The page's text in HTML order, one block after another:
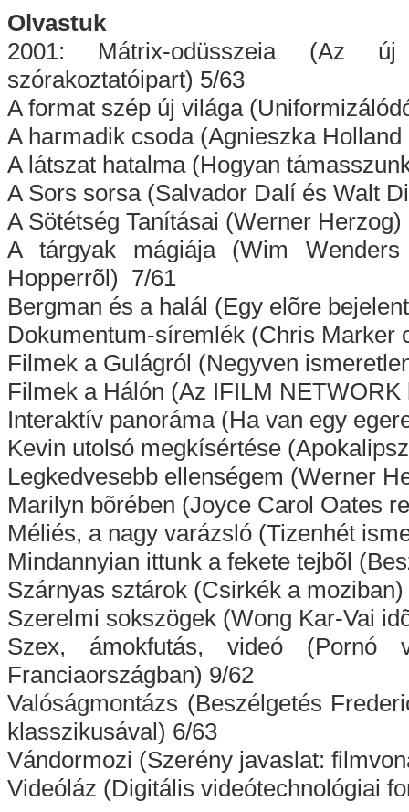
Olvastuk
2001: Mátrix-odüsszeia (Az
szórakoztatóipart) 5/63
A format szép új világa
A harmadik csoda (Agnieszka
A látszat hatalma (Hogyan
A Sors sorsa (Salvador Dalí és Walt
A Sötétség Tanításai (Werner Herzog)
A tárgyak mágiája (Wim
Hopperrõl) 7/61
Bergman és a halál (Egy elõre
Dokumentum-síremlék (Chris
Filmek a Gulágról (Negyven
Filmek a Hálón (Az IFILM
Interaktív panoráma (Ha van egy
Kevin utolsó megkísértése
Legkedvesebb ellenségem (Werner
Marilyn bõrében (Joyce Carol Oates
Méliés, a nagy varázsló (Tizenhét
Mindannyian ittunk a fekete tejbõl
Szárnyas sztárok (Csirkék a
Szerelmi sokszögek (Wong Kar-Vai
Szex, ámokfutás, videó (Pornó
Franciaországban) 9/62
Valóságmontázs (Beszélgetés
klasszikusával) 6/63
Vándormozi (Szerény javaslat:
Videóláz (Digitális videótechnológiai